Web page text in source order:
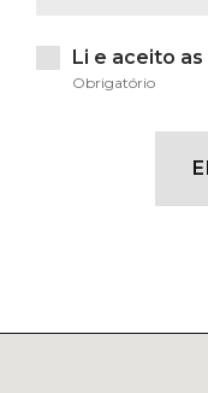
Li e aceito as
Obrigatório